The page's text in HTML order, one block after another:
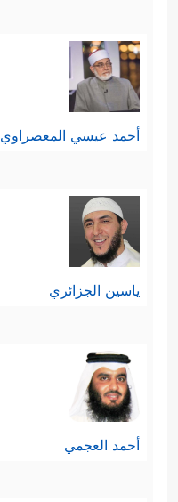
أحمد عيسي المعصراوي
ياسين الجزائري
أحمد العجمي